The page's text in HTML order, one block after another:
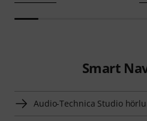
Smart
Audio-Technica Studio